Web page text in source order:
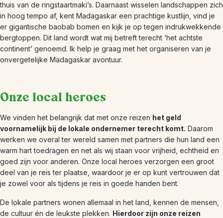
thuis van de ringstaartmaki’s. Daarnaast wisselen landschappen zich
in hoog tempo af, kent Madagaskar een prachtige kustlijn, vind je
er gigantische baobab bomen en kijk je op tegen indrukwekkende
bergtoppen. Dit land wordt wat mij betreft terecht ‘het achtste
continent’ genoemd. Ik help je graag met het organiseren van je
onvergetelijke Madagaskar avontuur.
Onze local heroes
We vinden het belangrijk dat met onze reizen het geld
voornamelijk bij de lokale ondernemer terecht komt. Daarom
werken we overal ter wereld samen met partners die hun land een
warm hart toedragen en net als wij staan voor vrijheid, echtheid en
goed zijn voor anderen. Onze local heroes verzorgen een groot
deel van je reis ter plaatse, waardoor je er op kunt vertrouwen dat
je zowel voor als tijdens je reis in goede handen bent.
De lokale partners wonen allemaal in het land, kennen de mensen,
de cultuur én de leukste plekken. Hierdoor zijn onze reizen